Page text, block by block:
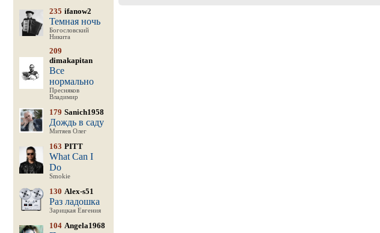
235 ifanow2
Темная ночь
Богословский
Никита
209
dimakapitan
Все
нормально
Пресняков
Владимир
179 Sanich1958
Дождь в саду
Митяев Олег
163 PITT
What Can I
Do
Smokie
130 Alex-s51
Раз ладошка
Зарицкая Евгения
104 Angela1968